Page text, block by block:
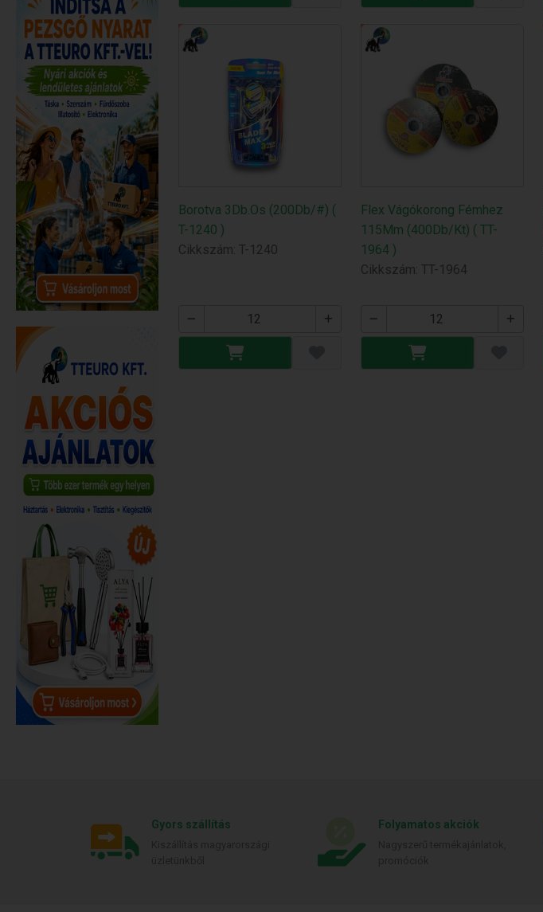
Borotva 3Db.Os (200Db/#) (
T-1240 )
Cikkszám: T-1240
Flex Vágókorong Fémhez
115Mm (400Db/Kt) ( TT-
1964 )
Cikkszám: TT-1964
Gyors szállítás Folyamatos akciók